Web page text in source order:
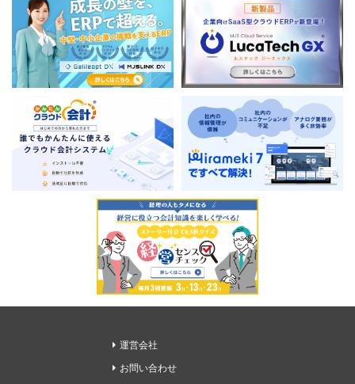
運営会社
お問い合わせ